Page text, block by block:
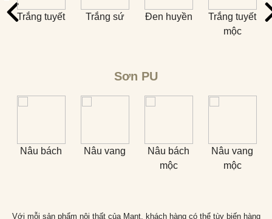
Trắng tuyết Trắng sứ Đen huyền
Trắng tuyết
mộc
Sơn PU
Nâu bách Nâu vang
Nâu bách
mộc
Nâu vang
mộc
Với mỗi sản phẩm nội thất của Mant, khách hàng có thể tùy biến hàng